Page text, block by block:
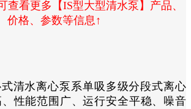
查看更多【IS型大型清水泵】产品、
价格、参数等信息↑
水离心泵系单吸多级分段式离心
性能范围广、运行安全平稳、噪音